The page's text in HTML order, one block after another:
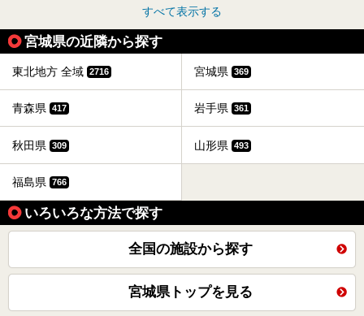
すべて表示する
宮城県の近隣から探す
東北地方 全域 2716 宮城県 369
青森県 417 岩手県 361
秋田県 309 山形県 493
福島県 766
いろいろな方法で探す
全国の施設から探す
宮城県トップを見る